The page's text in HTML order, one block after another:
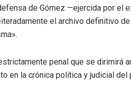
de Gómez —ejercida por el
el archivo definitivo
penal que se dirimirá
en la crónica política y judicial del